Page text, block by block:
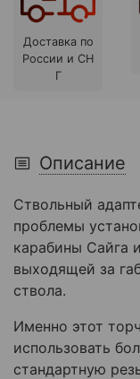
Доставка по
России и СН
Г
Описание
Ствольный
проблемы
карабины Сайга
выходящей за
ствола.
Именно этот
использовать
стандартную